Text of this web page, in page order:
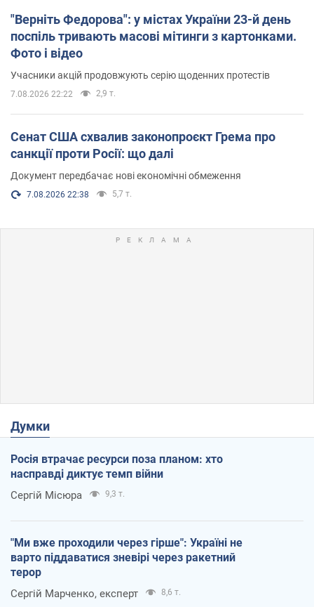
"Верніть Федорова": у містах України 23-й день
поспіль тривають масові мітинги з картонками.
Фото і відео
Учасники акцій продовжують серію щоденних протестів
7.08.2026 22:22 2,9 т.
Сенат США схвалив законопроєкт Грема про
санкції проти Росії: що далі
Документ передбачає нові економічні обмеження
7.08.2026 22:38 5,7 т.
Думки
Росія втрачає ресурси поза планом: хто
насправді диктує темп війни
Сергій Місюра 9,3 т.
"Ми вже проходили через гірше": Україні не
варто піддаватися зневірі через ракетний
терор
Сергій Марченко, експерт 8,6 т.